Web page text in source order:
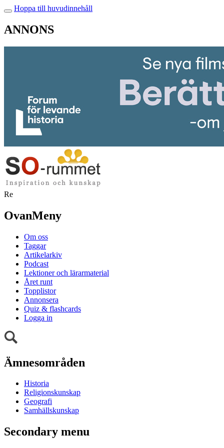
Hoppa till huvudinnehåll
ANNONS
Re
OvanMeny
Om oss
Taggar
Artikelarkiv
Podcast
Lektioner och lärarmaterial
Året runt
Topplistor
Annonsera
Quiz & flashcards
Logga in
Ämnesområden
Historia
Religionskunskap
Geografi
Samhällskunskap
Secondary menu